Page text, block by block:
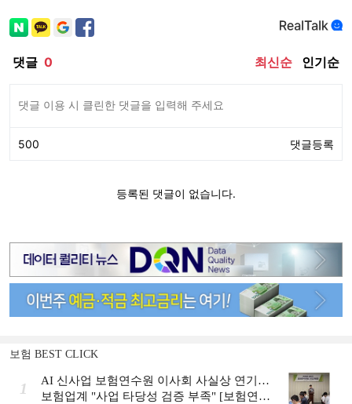
보험 BEST CLICK
1
AI 신사업 보험연수원 이사회 사실상 연기…
보험업계 "사업 타당성 검증 부족" [보험연수